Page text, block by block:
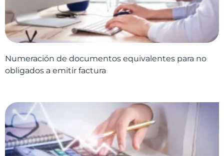
Numeración de documentos equivalentes para no
obligados a emitir factura